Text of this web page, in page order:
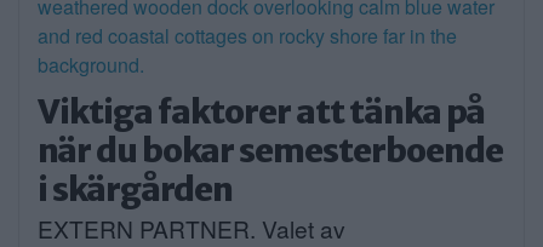
Viktiga faktorer att tänka på
när du bokar semesterboende
i skärgården
EXTERN PARTNER. Valet av